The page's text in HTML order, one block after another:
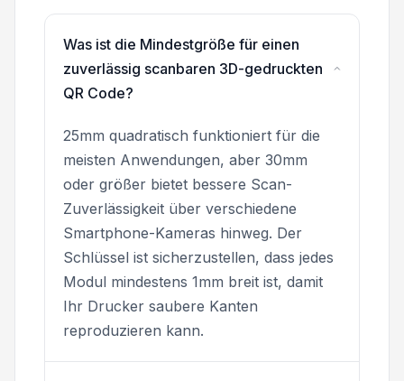
Was ist die Mindestgröße für einen
zuverlässig scanbaren 3D-gedruckten
QR Code?
25mm quadratisch funktioniert für die
meisten Anwendungen, aber 30mm
oder größer bietet bessere Scan-
Zuverlässigkeit über verschiedene
Smartphone-Kameras hinweg. Der
Schlüssel ist sicherzustellen, dass jedes
Modul mindestens 1mm breit ist, damit
Ihr Drucker saubere Kanten
reproduzieren kann.